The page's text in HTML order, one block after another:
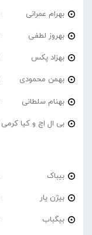
بهرام عمرانی
بهروز لطفی
بهزاد پکس
بهمن محمودی
بهنام سلطانی
بی ال اچ و کیا کرمی
بیباک
بیژن یار
بیگباب